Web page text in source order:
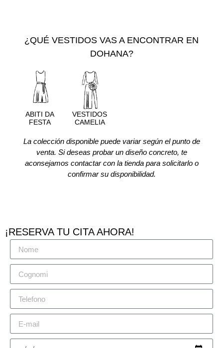
¿QUÉ VESTIDOS VAS A ENCONTRAR EN
DOHANA?
ABITI DA
FESTA
VESTIDOS
CAMELIA
La colección disponible puede variar según el punto de
venta. Si deseas probar un diseño concreto, te
aconsejamos contactar con la tienda para solicitarlo o
confirmar su disponibilidad.
¡RESERVA TU CITA AHORA!